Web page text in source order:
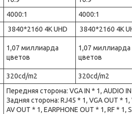
4000:1 4000:1
3840*2160 4K UHD 3840*2160 4K
1,07 миллиарда
цветов
1,07 миллиарда
цветов
320cd/m2 320cd/m2
Передняя сторона: VGA IN * 1, AUDIO
Задняя сторона: RJ45 * 1, VGA OUT * 1,
AV OUT * 1, EARPHONE OUT * 1, RF * 1,